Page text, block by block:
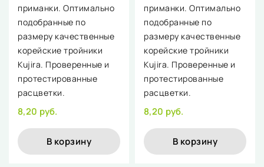
приманки. Оптимально
подобранные по
размеру качественные
корейские тройники
Kujira. Проверенные и
протестированные
расцветки.
8,20 руб.
В корзину
приманки. Оптимально
подобранные по
размеру качественные
корейские тройники
Kujira. Проверенные и
протестированные
расцветки.
8,20 руб.
В корзину